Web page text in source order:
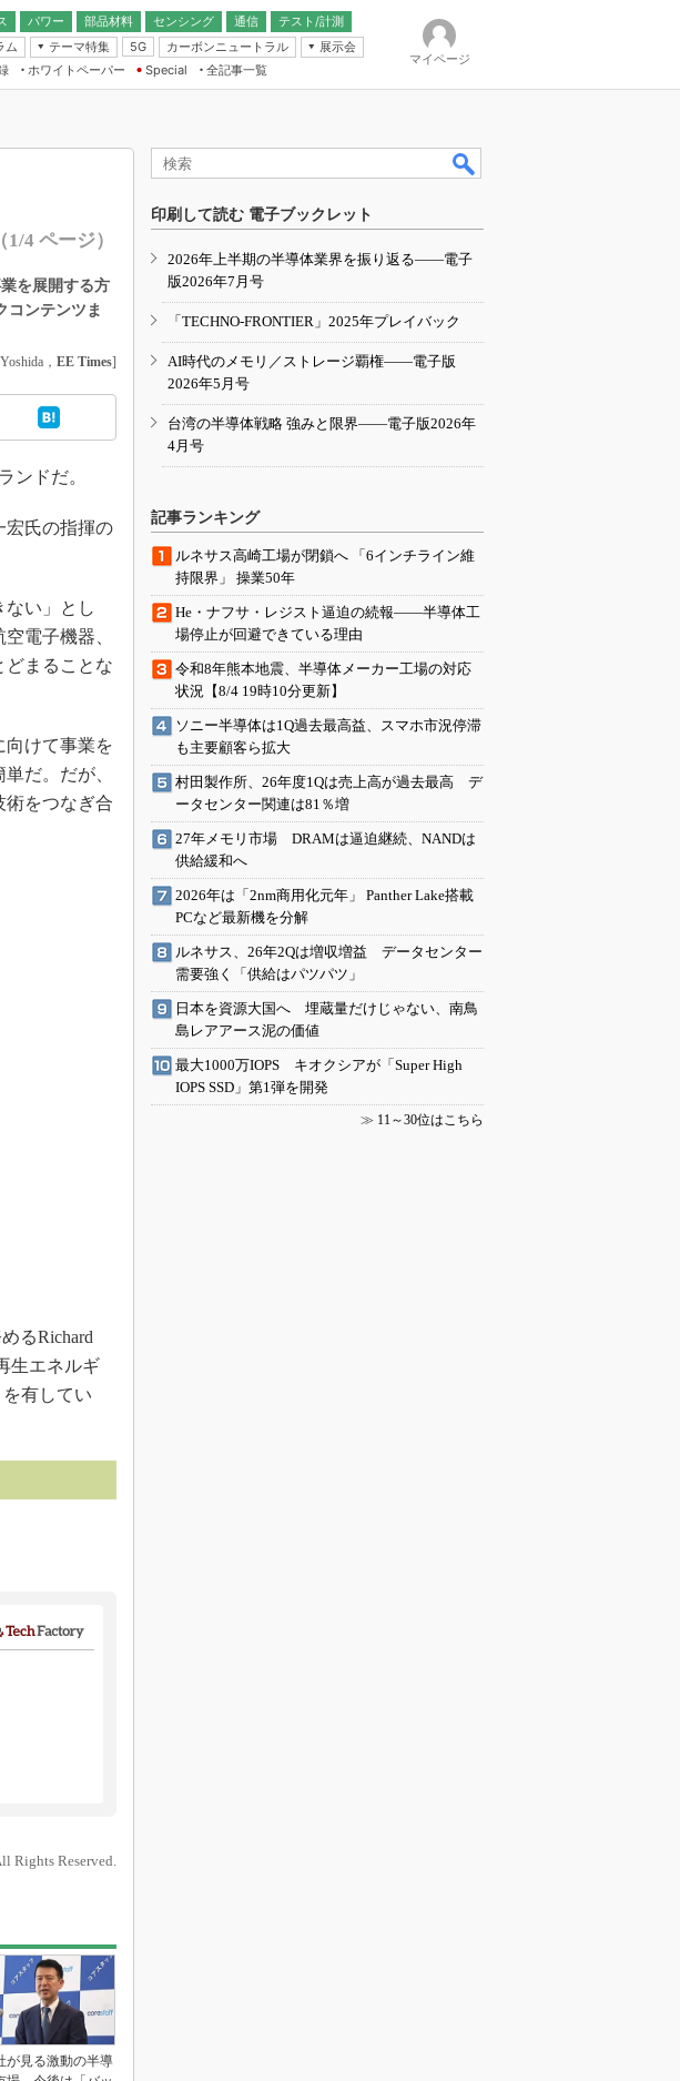
パワー 部品材料 センシング
通信
無線
テスト/計測
ム
テーマ特集
5G カーボンニュートラル
展示会
IoT・エッジコンピューティング
EXPO
TECHNO-FRONTIER
人とくるま展
ホワイトペーパー
Special
全記事一覧
マイページ
（1/4 ページ）
を展開する方
コンテンツま
， EE Times]
ンドだ。
宏氏の指揮の
い」とし
電子機器、
どまることな
けて事業を
だ。だが、
術をつなぎ合
るRichard
生エネルギ
有してい
Rights Reserved.
が見る激動の半導
印刷して読む 電子ブックレット
2026年上半期の半導体業界を振り返る――電子
版2026年7月号
「TECHNO-FRONTIER」2025年プレイバック
AI時代のメモリ／ストレージ覇権――電子版
2026年5月号
台湾の半導体戦略 強みと限界――電子版2026年
4月号
記事ランキング
ルネサス高崎工場が閉鎖へ 「6インチライン維
持限界」 操業50年
He・ナフサ・レジスト逼迫の続報――半導体工
場停止が回避できている理由
令和8年熊本地震、半導体メーカー工場の対応
状況【8/4 19時10分更新】
ソニー半導体は1Q過去最高益、スマホ市況停滞
も主要顧客ら拡大
村田製作所、26年度1Qは売上高が過去最高 デ
ータセンター関連は81％増
27年メモリ市場 DRAMは逼迫継続、NANDは
供給緩和へ
2026年は「2nm商用化元年」 Panther Lake搭載
PCなど最新機を分解
ルネサス、26年2Qは増収増益 データセンター
需要強く「供給はパツパツ」
日本を資源大国へ 埋蔵量だけじゃない、南鳥
島レアアース泥の価値
最大1000万IOPS キオクシアが「Super High
IOPS SSD」第1弾を開発
≫ 11～30位はこちら